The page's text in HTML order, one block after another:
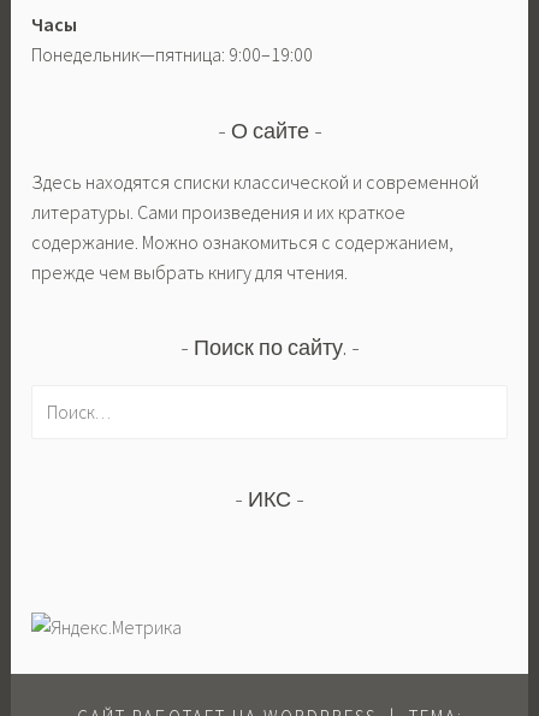
Часы
Понедельник—пятница: 9:00–19:00
О сайте
Здесь находятся списки классической и современной
литературы. Сами произведения и их краткое
содержание. Можно ознакомиться с содержанием,
прежде чем выбрать книгу для чтения.
Поиск по сайту.
ИКС